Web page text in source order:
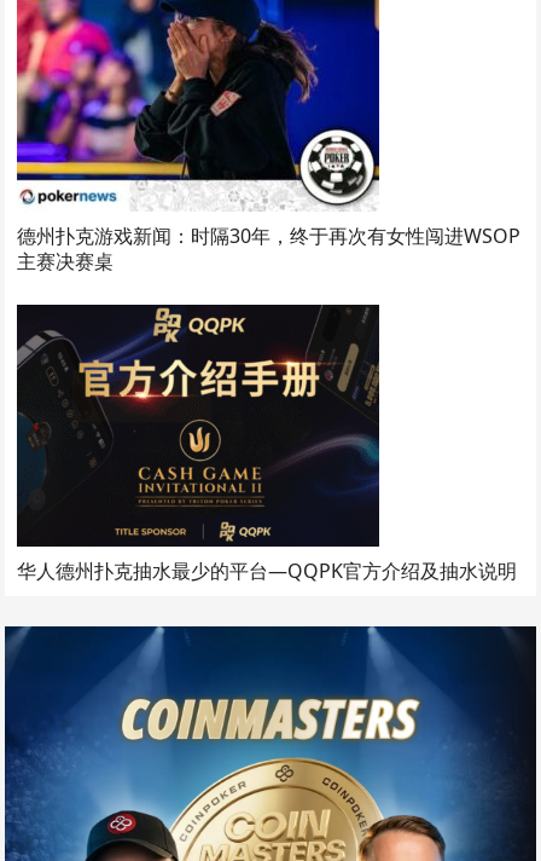
德州扑克游戏新闻：时隔30年，终于再次有女性闯进WSOP
主赛决赛桌
华人德州扑克抽水最少的平台—QQPK官方介绍及抽水说明